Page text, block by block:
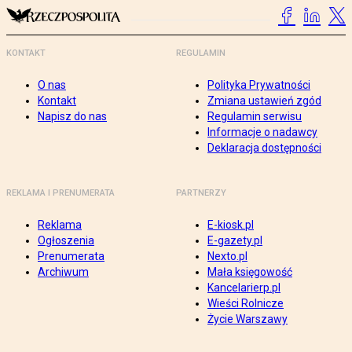
KONTAKT
O nas
Kontakt
Napisz do nas
REGULAMIN
Polityka Prywatności
Zmiana ustawień zgód
Regulamin serwisu
Informacje o nadawcy
Deklaracja dostępności
REKLAMA I PRENUMERATA
Reklama
Ogłoszenia
Prenumerata
Archiwum
PARTNERZY
E-kiosk.pl
E-gazety.pl
Nexto.pl
Mała księgowość
Kancelarierp.pl
Wieści Rolnicze
Życie Warszawy